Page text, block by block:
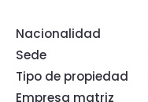
Nacionalidad
Sede
Tipo de propiedad
Empresa matriz